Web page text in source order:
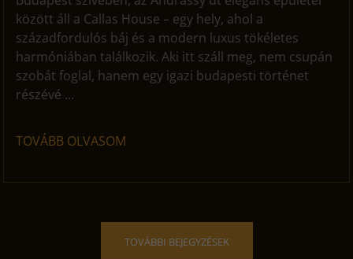
között áll a Callas House – egy hely, ahol a
századfordulós báj és a modern luxus tökéletes
harmóniában találkozik. Aki itt száll meg, nem csupán
szobát foglal, hanem egy igazi budapesti történet
részévé ...
TOVÁBB OLVASOM
TOVÁBBI BEJEGYZÉSEK